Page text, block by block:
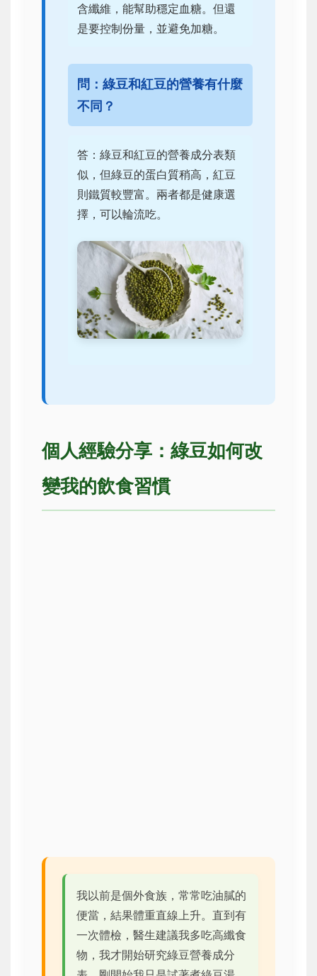
含纖維，能幫助穩定血糖。但還
是要控制份量，並避免加糖。
問：綠豆和紅豆的營養有什麼
不同？
答：綠豆和紅豆的營養成分表類
似，但綠豆的蛋白質稍高，紅豆
則鐵質較豐富。兩者都是健康選
擇，可以輪流吃。
個人經驗分享：綠豆如何改
變我的飲食習慣
我以前是個外食族，常常吃油膩的
便當，結果體重直線上升。直到有
一次體檢，醫生建議我多吃高纖食
物，我才開始研究綠豆營養成分